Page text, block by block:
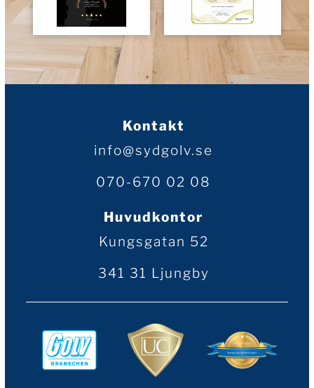
Kontakt
info@sydgolv.se
070-670 02 08
Huvudkontor
Kungsgatan 52
341 31 Ljungby